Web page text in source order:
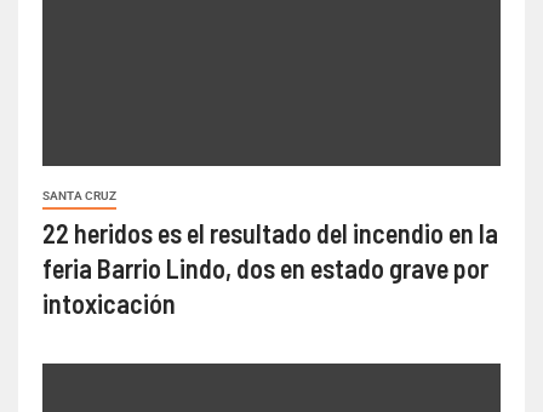
SANTA CRUZ
22 heridos es el resultado del incendio en la
feria Barrio Lindo, dos en estado grave por
intoxicación